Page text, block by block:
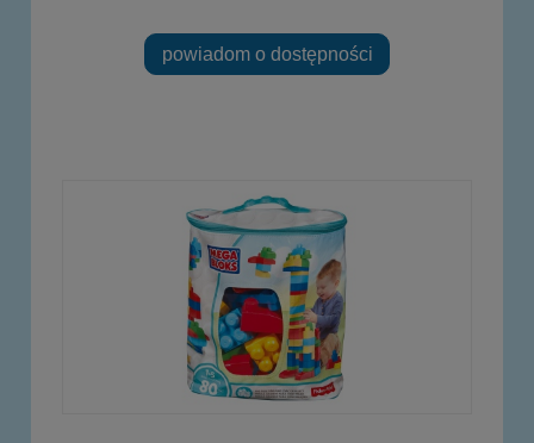
powiadom o dostępności